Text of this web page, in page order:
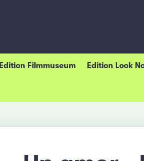
Edition Filmmuseum Edition Look